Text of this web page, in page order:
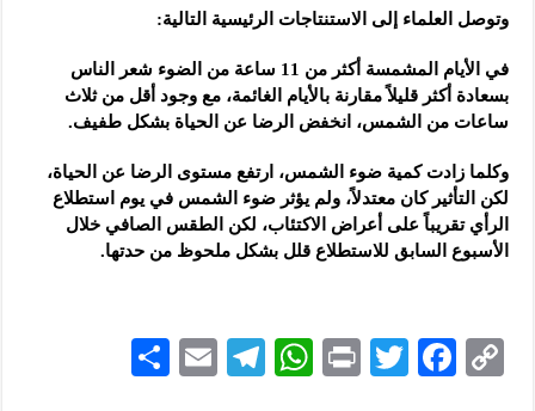
وتوصل العلماء إلى الاستنتاجات الرئيسية التالية:
في الأيام المشمسة أكثر من 11 ساعة من الضوء شعر الناس
بسعادة أكثر قليلاً مقارنة بالأيام الغائمة، مع وجود أقل من ثلاث
ساعات من الشمس، انخفض الرضا عن الحياة بشكل طفيف.
وكلما زادت كمية ضوء الشمس، ارتفع مستوى الرضا عن الحياة،
لكن التأثير كان معتدلاً، ولم يؤثر ضوء الشمس في يوم استطلاع
الرأي تقريباً على أعراض الاكتئاب، لكن الطقس الصافي خلال
الأسبوع السابق للاستطلاع قلل بشكل ملحوظ من حدتها.
C
F
T
P
W
Te
E